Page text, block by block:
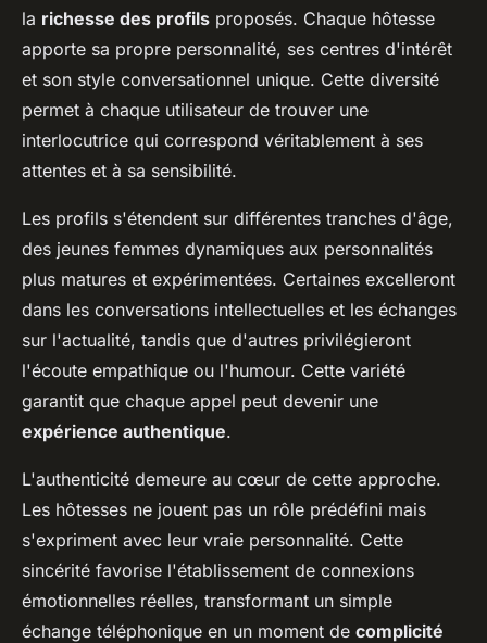
la richesse des profils proposés. Chaque hôtesse
apporte sa propre personnalité, ses centres d'intérêt
et son style conversationnel unique. Cette diversité
permet à chaque utilisateur de trouver une
interlocutrice qui correspond véritablement à ses
attentes et à sa sensibilité.
Les profils s'étendent sur différentes tranches d'âge,
des jeunes femmes dynamiques aux personnalités
plus matures et expérimentées. Certaines excelleront
dans les conversations intellectuelles et les échanges
sur l'actualité, tandis que d'autres privilégieront
l'écoute empathique ou l'humour. Cette variété
garantit que chaque appel peut devenir une
expérience authentique.
L'authenticité demeure au cœur de cette approche.
Les hôtesses ne jouent pas un rôle prédéfini mais
s'expriment avec leur vraie personnalité. Cette
sincérité favorise l'établissement de connexions
émotionnelles réelles, transformant un simple
échange téléphonique en un moment de complicité